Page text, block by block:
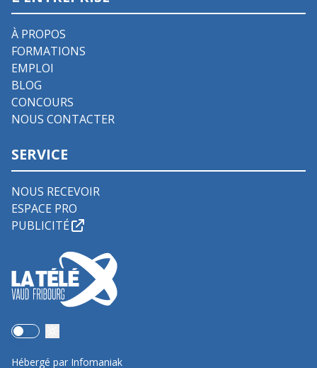
À PROPOS
FORMATIONS
EMPLOI
BLOG
CONCOURS
NOUS CONTACTER
SERVICE
NOUS RECEVOIR
ESPACE PRO
PUBLICITÉ
Use setting
Hébergé par Infomaniak